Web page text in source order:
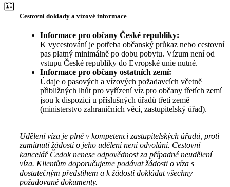
Cestovní doklady a vízové informace
Informace pro občany České republiky:
K vycestování je potřeba občanský průkaz nebo cestovní
pas platný minimálně po dobu pobytu. Vízum není od
vstupu České republiky do Evropské unie nutné.
Informace pro občany ostatních zemí:
Údaje o pasových a vízových požadavcích včetně
přibližných lhůt pro vyřízení víz pro občany třetích zemí
jsou k dispozici u příslušných úřadů třetí země
(ministerstvo zahraničních věcí, zastupitelský úřad).
Udělení víza je plně v kompetenci zastupitelských úřadů, proti
zamítnutí žádosti o jeho udělení není odvolání. Cestovní
kancelář Čedok nenese odpovědnost za případné neudělení
víza. Klientům doporučujeme podávat žádosti o víza s
dostatečným předstihem a k žádosti dokládat všechny
požadované dokumenty.